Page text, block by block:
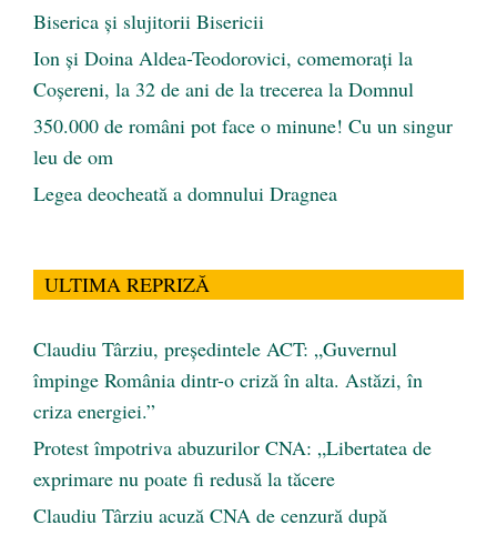
Biserica și slujitorii Bisericii
Ion și Doina Aldea-Teodorovici, comemorați la
Coșereni, la 32 de ani de la trecerea la Domnul
350.000 de români pot face o minune! Cu un singur
leu de om
Legea deocheată a domnului Dragnea
ULTIMA REPRIZĂ
Claudiu Târziu, președintele ACT: „Guvernul
împinge România dintr-o criză în alta. Astăzi, în
criza energiei.”
Protest împotriva abuzurilor CNA: „Libertatea de
exprimare nu poate fi redusă la tăcere
Claudiu Târziu acuză CNA de cenzură după